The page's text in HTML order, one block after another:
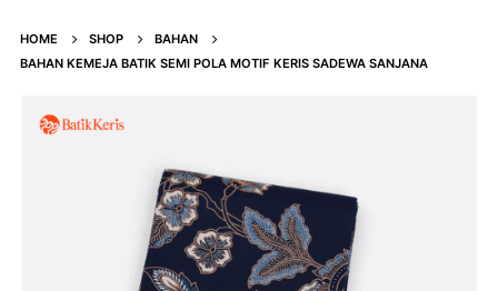
HOME SHOP
BAHAN
BAHAN KEMEJA BATIK SEMI POLA MOTIF KERIS SADEWA SANJANA
Adipati